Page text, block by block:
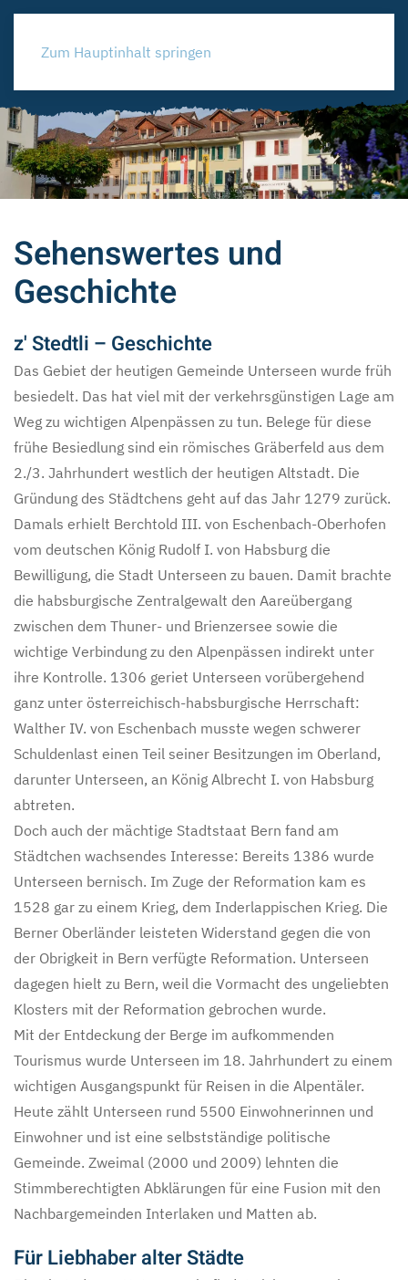
Zum Hauptinhalt springen
Sehenswertes und
Geschichte
z' Stedtli – Geschichte
Das Gebiet der heutigen Gemeinde Unterseen wurde früh
besiedelt. Das hat viel mit der verkehrsgünstigen Lage am
Weg zu wichtigen Alpenpässen zu tun. Belege für diese
frühe Besiedlung sind ein römisches Gräberfeld aus dem
2./3. Jahrhundert westlich der heutigen Altstadt. Die
Gründung des Städtchens geht auf das Jahr 1279 zurück.
Damals erhielt Berchtold III. von Eschenbach-Oberhofen
vom deutschen König Rudolf I. von Habsburg die
Bewilligung, die Stadt Unterseen zu bauen. Damit brachte
die habsburgische Zentralgewalt den Aareübergang
zwischen dem Thuner- und Brienzersee sowie die
wichtige Verbindung zu den Alpenpässen indirekt unter
ihre Kontrolle. 1306 geriet Unterseen vorübergehend
ganz unter österreichisch-habsburgische Herrschaft:
Walther IV. von Eschenbach musste wegen schwerer
Schuldenlast einen Teil seiner Besitzungen im Oberland,
darunter Unterseen, an König Albrecht I. von Habsburg
abtreten.
Doch auch der mächtige Stadtstaat Bern fand am
Städtchen wachsendes Interesse: Bereits 1386 wurde
Unterseen bernisch. Im Zuge der Reformation kam es
1528 gar zu einem Krieg, dem Inderlappischen Krieg. Die
Berner Oberländer leisteten Widerstand gegen die von
der Obrigkeit in Bern verfügte Reformation. Unterseen
dagegen hielt zu Bern, weil die Vormacht des ungeliebten
Klosters mit der Reformation gebrochen wurde.
Mit der Entdeckung der Berge im aufkommenden
Tourismus wurde Unterseen im 18. Jahrhundert zu einem
wichtigen Ausgangspunkt für Reisen in die Alpentäler.
Heute zählt Unterseen rund 5500 Einwohnerinnen und
Einwohner und ist eine selbstständige politische
Gemeinde. Zweimal (2000 und 2009) lehnten die
Stimmberechtigten Abklärungen für eine Fusion mit den
Nachbargemeinden Interlaken und Matten ab.
Für Liebhaber alter Städte